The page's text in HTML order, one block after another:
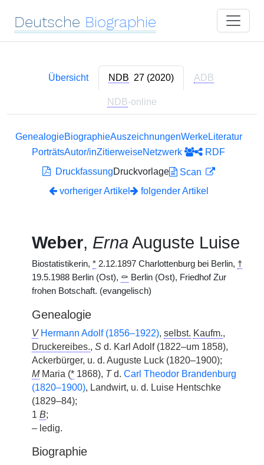
Deutsche Biographie
Übersicht NDB 27 (2020) ADB
NDB-online
GenealogieBiographieAuszeichnungenWerkeLiteratur
PorträtsAutor/inZitierweiseNetzwerk
RDF
DruckfassungDruckvorlage
Scan
vorheriger Artikel
folgender Artikel
Weber, Erna Auguste Luise
Biostatistikerin, * 2.12.1897 Charlottenburg bei Berlin, †
19.5.1988 Berlin (Ost), ⚰ Berlin (Ost), Friedhof Zur
frohen Botschaft. (evangelisch)
Genealogie
V Hermann Adolf (1856–1922), selbst. Kaufm.,
Druckereibes., S d. Karl Adolf (1822–um 1858),
Ackerbürger, u. d. Auguste Luck (1820–1900);
MMaria (* 1868), Td. Carl Theodor Brandenburg
(1820–1900), Landwirt, u. d. Luise Hentschke
(1829–84);
1 B;
– ledig.
Biographie